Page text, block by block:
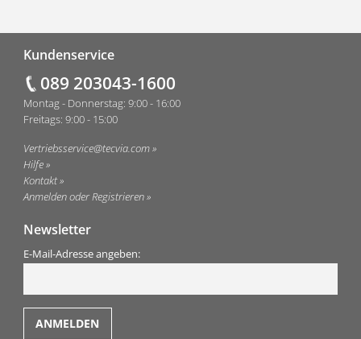
Kundenservice
089 203043-1600
Montag - Donnerstag: 9:00 - 16:00
Freitags: 9:00 - 15:00
Vertriebsservice@tecvia.com
Hilfe
Kontakt
Anmelden oder Registrieren
Newsletter
E-Mail-Adresse angeben: